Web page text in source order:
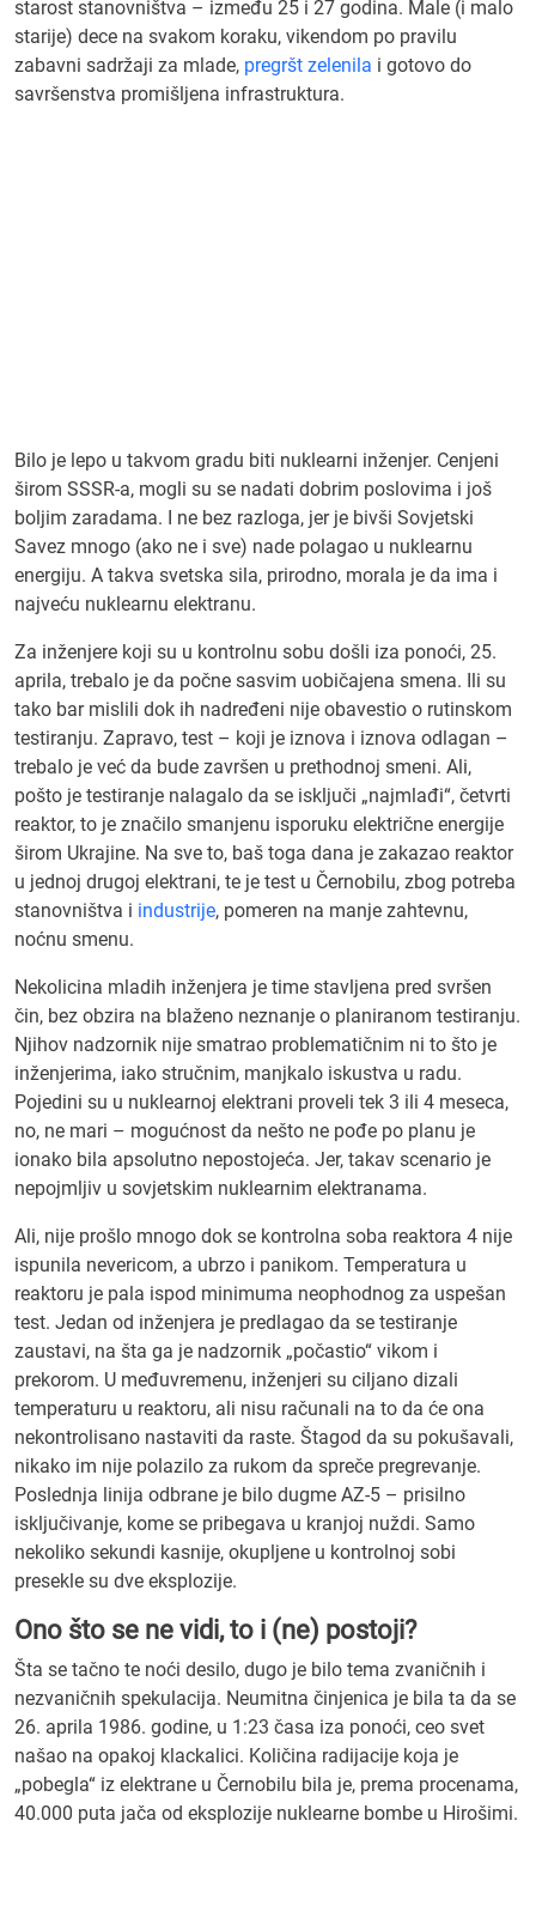
starost stanovništva – između 25 i 27 godina. Male (i malo
starije) dece na svakom koraku, vikendom po pravilu
zabavni sadržaji za mlade, pregršt zelenila i gotovo do
savršenstva promišljena infrastruktura.
Bilo je lepo u takvom gradu biti nuklearni inženjer. Cenjeni
širom SSSR-a, mogli su se nadati dobrim poslovima i još
boljim zaradama. I ne bez razloga, jer je bivši Sovjetski
Savez mnogo (ako ne i sve) nade polagao u nuklearnu
energiju. A takva svetska sila, prirodno, morala je da ima i
najveću nuklearnu elektranu.
Za inženjere koji su u kontrolnu sobu došli iza ponoći, 25.
aprila, trebalo je da počne sasvim uobičajena smena. Ili su
tako bar mislili dok ih nadređeni nije obavestio o rutinskom
testiranju. Zapravo, test – koji je iznova i iznova odlagan –
trebalo je već da bude završen u prethodnoj smeni. Ali,
pošto je testiranje nalagalo da se isključi „najmlađi“, četvrti
reaktor, to je značilo smanjenu isporuku električne energije
širom Ukrajine. Na sve to, baš toga dana je zakazao reaktor
u jednoj drugoj elektrani, te je test u Černobilu, zbog potreba
stanovništva i industrije, pomeren na manje zahtevnu,
noćnu smenu.
Nekolicina mladih inženjera je time stavljena pred svršen
čin, bez obzira na blaženo neznanje o planiranom testiranju.
Njihov nadzornik nije smatrao problematičnim ni to što je
inženjerima, iako stručnim, manjkalo iskustva u radu.
Pojedini su u nuklearnoj elektrani proveli tek 3 ili 4 meseca,
no, ne mari – mogućnost da nešto ne pođe po planu je
ionako bila apsolutno nepostojeća. Jer, takav scenario je
nepojmljiv u sovjetskim nuklearnim elektranama.
Ali, nije prošlo mnogo dok se kontrolna soba reaktora 4 nije
ispunila nevericom, a ubrzo i panikom. Temperatura u
reaktoru je pala ispod minimuma neophodnog za uspešan
test. Jedan od inženjera je predlagao da se testiranje
zaustavi, na šta ga je nadzornik „počastio“ vikom i
prekorom. U međuvremenu, inženjeri su ciljano dizali
temperaturu u reaktoru, ali nisu računali na to da će ona
nekontrolisano nastaviti da raste. Štagod da su pokušavali,
nikako im nije polazilo za rukom da spreče pregrevanje.
Poslednja linija odbrane je bilo dugme AZ-5 – prisilno
isključivanje, kome se pribegava u kranjoj nuždi. Samo
nekoliko sekundi kasnije, okupljene u kontrolnoj sobi
presekle su dve eksplozije.
Ono što se ne vidi, to i (ne) postoji?
Šta se tačno te noći desilo, dugo je bilo tema zvaničnih i
nezvaničnih spekulacija. Neumitna činjenica je bila ta da se
26. aprila 1986. godine, u 1:23 časa iza ponoći, ceo svet
našao na opakoj klackalici. Količina radijacije koja je
„pobegla“ iz elektrane u Černobilu bila je, prema procenama,
40.000 puta jača od eksplozije nuklearne bombe u Hirošimi.